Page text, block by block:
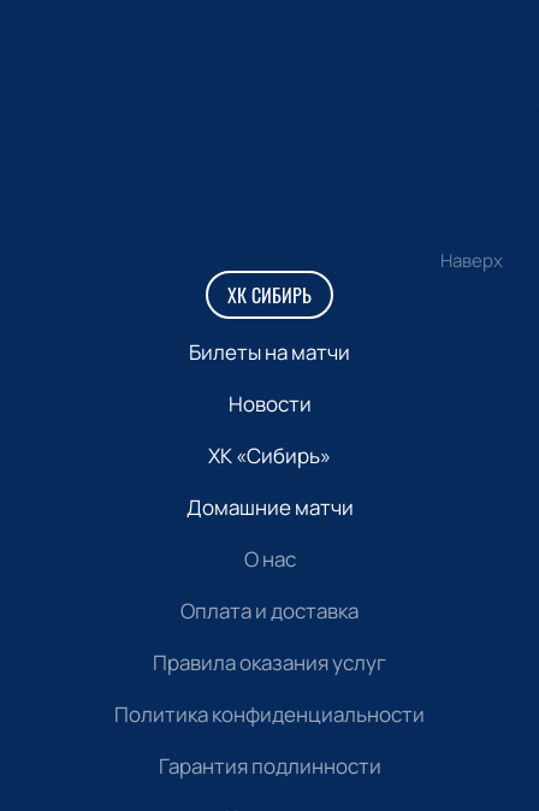
Наверх
ХК СИБИРЬ
Билеты на матчи
Новости
ХК «Сибирь»
Домашние матчи
О нас
Оплата и доставка
Правила оказания услуг
Политика конфиденциальности
Гарантия подлинности